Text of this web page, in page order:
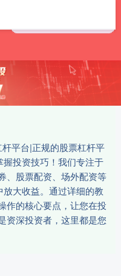
平台|正规的股票杠杆平
投资技巧！我们专注于
、股票配资、场外配资等
大收益。通过详细的教
作的核心要点，让您在投
资深投资者，这里都是您